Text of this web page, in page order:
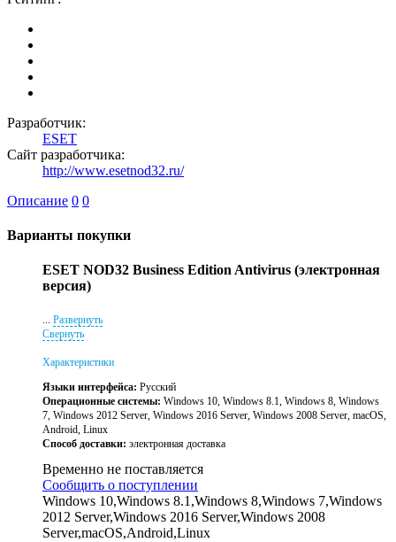
Разработчик:
ESET
Сайт разработчика:
http://www.esetnod32.ru/
Описание 0 0
Варианты покупки
ESET NOD32 Business Edition Antivirus (электронная
версия)
... Развернуть
Свернуть
Характеристики
Языки интерфейса: Русский
Операционные системы: Windows 10, Windows 8.1, Windows 8, Windows
7, Windows 2012 Server, Windows 2016 Server, Windows 2008 Server, macOS,
Android, Linux
Способ доставки: электронная доставка
Временно не поставляется
Сообщить о поступлении
Windows 10,Windows 8.1,Windows 8,Windows 7,Windows
2012 Server,Windows 2016 Server,Windows 2008
Server,macOS,Android,Linux